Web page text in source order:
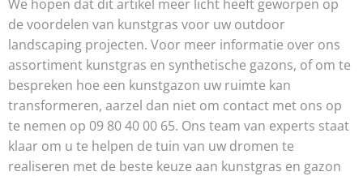
We hopen dat dit artikel meer licht heeft geworpen op
de voordelen van kunstgras voor uw outdoor
landscaping projecten. Voor meer informatie over ons
assortiment kunstgras en synthetische gazons, of om te
bespreken hoe een kunstgazon uw ruimte kan
transformeren, aarzel dan niet om contact met ons op
te nemen op 09 80 40 00 65. Ons team van experts staat
klaar om u te helpen de tuin van uw dromen te
realiseren met de beste keuze aan kunstgras en gazon